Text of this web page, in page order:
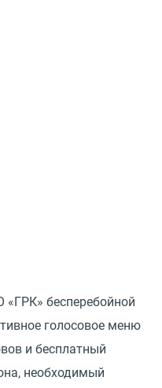
«ГРК» бесперебойной
голосовое меню
и бесплатный
необходимый